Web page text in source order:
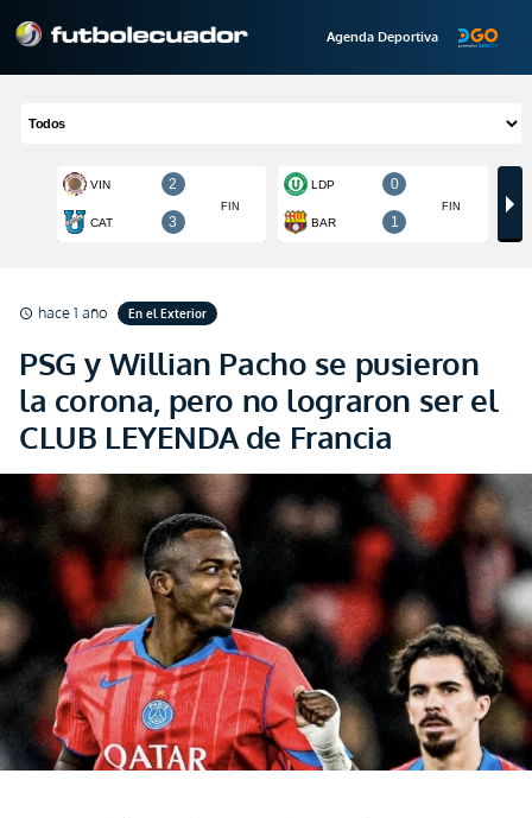
Agenda Deportiva
schedule hace 1 año En el Exterior
PSG y Willian Pacho se pusieron
la corona, pero no lograron ser el
CLUB LEYENDA de Francia